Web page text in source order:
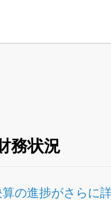
務状況
の進捗がさらに